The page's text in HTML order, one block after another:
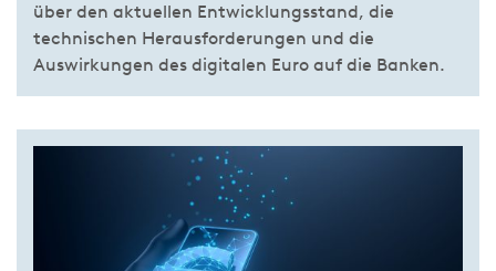
über den aktuellen Entwicklungsstand, die
technischen Herausforderungen und die
Auswirkungen des digitalen Euro auf die Banken.